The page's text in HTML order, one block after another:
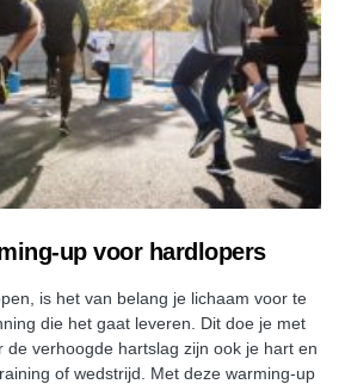
up voor hardlopers
is het van belang je lichaam voor te
die het gaat leveren. Dit doe je met
de verhoogde hartslag zijn ook je hart en
of wedstrijd. Met deze warming-up